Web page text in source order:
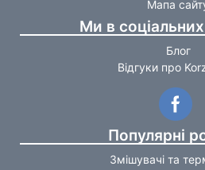
Мапа
Ми в
Блог
Відгуки про
Популярні
Змішувачі та